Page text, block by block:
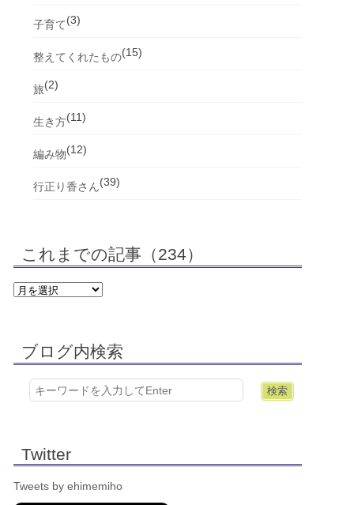
子育て(3)
整えてくれたもの(15)
旅(2)
生き方(11)
編み物(12)
行正り香さん(39)
これまでの記事（234）
ブログ内検索
Twitter
Tweets by ehimemiho